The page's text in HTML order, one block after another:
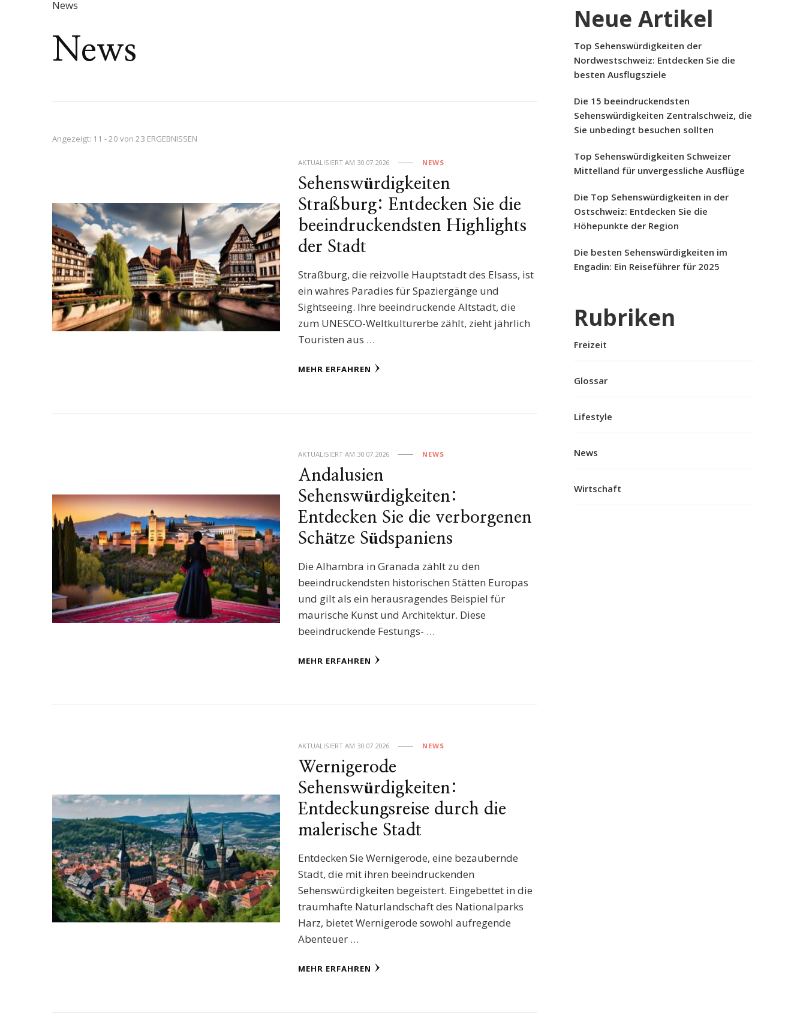
News
News
Angezeigt: 11 - 20 von 23 ERGEBNISSEN
AKTUALISIERT AM 30.07.2026 NEWS
Sehenswürdigkeiten
Straßburg: Entdecken Sie die
beeindruckendsten Highlights
der Stadt
Straßburg, die reizvolle Hauptstadt des Elsass, ist
ein wahres Paradies für Spaziergänge und
Sightseeing. Ihre beeindruckende Altstadt, die
zum UNESCO-Weltkulturerbe zählt, zieht jährlich
Touristen aus …
MEHR ERFAHREN
AKTUALISIERT AM 30.07.2026 NEWS
Andalusien
Sehenswürdigkeiten:
Entdecken Sie die verborgenen
Schätze Südspaniens
Die Alhambra in Granada zählt zu den
beeindruckendsten historischen Stätten Europas
und gilt als ein herausragendes Beispiel für
maurische Kunst und Architektur. Diese
beeindruckende Festungs- …
MEHR ERFAHREN
AKTUALISIERT AM 30.07.2026 NEWS
Wernigerode
Sehenswürdigkeiten:
Entdeckungsreise durch die
malerische Stadt
Entdecken Sie Wernigerode, eine bezaubernde
Stadt, die mit ihren beeindruckenden
Sehenswürdigkeiten begeistert. Eingebettet in die
traumhafte Naturlandschaft des Nationalparks
Harz, bietet Wernigerode sowohl aufregende
Abenteuer …
MEHR ERFAHREN
Neue Artikel
Top Sehenswürdigkeiten der
Nordwestschweiz: Entdecken Sie die
besten Ausflugsziele
Die 15 beeindruckendsten
Sehenswürdigkeiten Zentralschweiz, die
Sie unbedingt besuchen sollten
Top Sehenswürdigkeiten Schweizer
Mittelland für unvergessliche Ausflüge
Die Top Sehenswürdigkeiten in der
Ostschweiz: Entdecken Sie die
Höhepunkte der Region
Die besten Sehenswürdigkeiten im
Engadin: Ein Reiseführer für 2025
Rubriken
Freizeit
Glossar
Lifestyle
News
Wirtschaft